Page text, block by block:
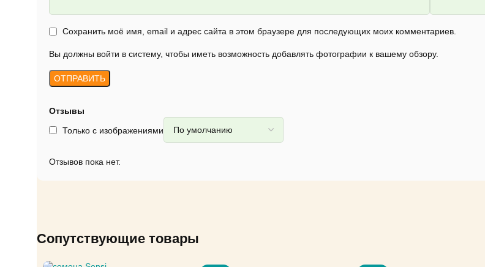
Отзывы
Только с изображениями
Отзывов пока нет.
Сохранить моё имя, email и адрес сайта в этом браузере для последующих моих комментариев.
Вы должны войти в систему, чтобы иметь возможность добавлять фотографии к вашему обзору.
Сопутствующие товары